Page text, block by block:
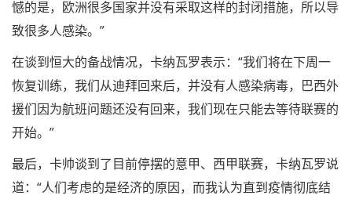
憾的是，欧洲很多国家并没有采取这样的封闭措施，所以导
致很多人感染。”
在谈到恒大的备战情况，卡纳瓦罗表示：“我们将在下周一
恢复训练，我们从迪拜回来后，并没有人感染病毒，巴西外
援们因为航班问题还没有回来，我们现在只能去等待联赛的
开始。”
最后，卡帅谈到了目前停摆的意甲、西甲联赛，卡纳瓦罗说
道：“人们考虑的是经济的原因，而我认为直到疫情彻底结